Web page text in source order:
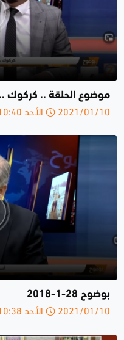
موضوع الحلقة .. كركوك
2021/01/10 الأحد 10:40 ص
بوضوح 28-1-2018
2021/01/10 الأحد 10:38 ص